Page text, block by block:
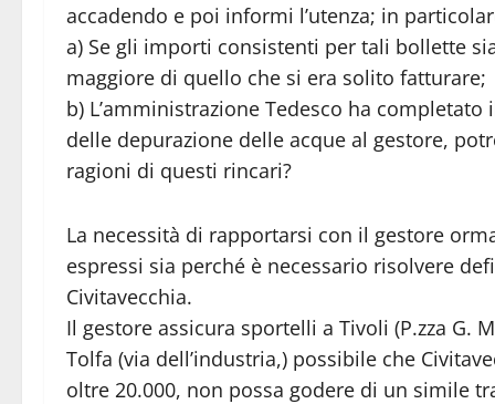
accadendo e poi informi l’utenza; in
a) Se gli importi consistenti per tali bollette
maggiore di quello che si era solito fatturare;
b) L’amministrazione Tedesco ha
delle depurazione delle acque al gestore,
ragioni di questi rincari?
La necessità di rapportarsi con il gestore
espressi sia perché è necessario risolvere
Civitavecchia.
Il gestore assicura sportelli a Tivoli (P.zza G.
Tolfa (via dell’industria,) possibile che
oltre 20.000, non possa godere di un simile